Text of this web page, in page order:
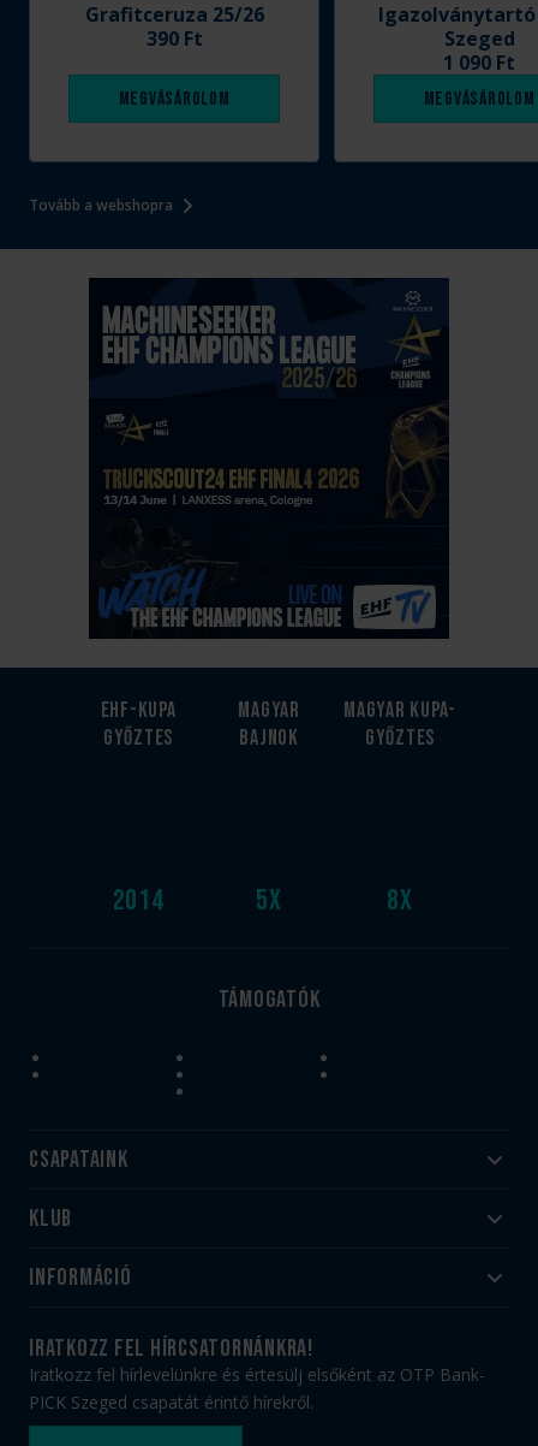
Tovább a webshopra
Grafitceruza 25/26
390 Ft
Megvásárolom
Szeged
1 090 Ft
Megvásárolom
EHF-Kupa
győztes
2014
Magyar
bajnok
5x
Magyar kupa-
győztes
8x
Támogatók
Csapataink
Felnőtt
Utánpótlás
Klub
#HandballFamily
Munkatársaink
PICK Aréna
Sajtóakkreditáció
Információ
Jegy- és bérletvásárlás
Webshop
iratkozz fel hírcsatornánkra!
Iratkozz fel hírlevelünkre és értesülj elsőként az OTP Bank-
PICK Szeged csapatát érintő hírekről.